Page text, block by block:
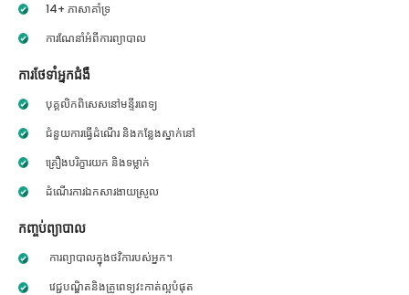
14+ ភាសាគាំទ្រ
ការណែនាំអំពីការព្យាបាល
ការថែទាំអ្នកជំងឺ
បុគ្គលិកពិសេសនៅមន្ទីរពេទ្យ
ជំនួយការធ្វើដំណើរ និងកន្លែងស្នាក់នៅ
គ្រឿងបរិក្ខារយក និងទម្លាក់
ដំណើរការឯកសារងាយស្រួល
កញ្ចប់ព្យាបាល
ការព្យាបាលក្នុងថវិការបស់អ្នក។
វេជ្ជបណ្ឌិតនិងគ្រូពេទ្យវះកាត់ល្អបំផុត